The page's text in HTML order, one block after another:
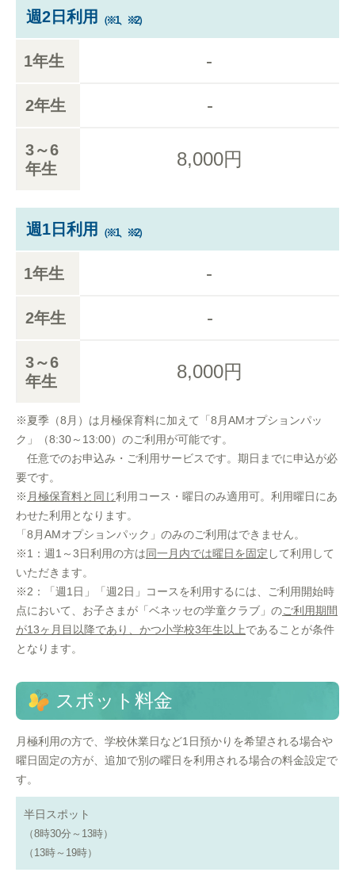
週2日利用 （※1、※2）
1年生 -
2年生 -
3～6
年生
8,000円
週1日利用 （※1、※2）
1年生 -
2年生 -
3～6
年生
8,000円
※夏季（8月）は月極保育料に加えて「8月AMオプションパッ
ク」（8:30～13:00）のご利用が可能です。
任意でのお申込み・ご利用サービスです。期日までに申込が必
要です。
※ 月極保育料と同じ利用コース・曜日のみ適用可。利用曜日にあ
わせた利用となります。
「8月AMオプションパック」のみのご利用はできません。
※1：週1～3日利用の方は同一月内では曜日を固定 して利用して
いただきます。
※2：「週1日」「週2日」コースを利用するには、ご利用開始時
点において、お子さまが「ベネッセの学童クラブ」のご利用期間
が13ヶ月目以降であり、かつ小学校3年生以上であることが条件
となります。
スポット料金
月極利用の方で、学校休業日など1日預かりを希望される場合や
曜日固定の方が、追加で別の曜日を利用される場合の料金設定で
す。
半日スポット
（8時30分～13時）
（13時～19時）